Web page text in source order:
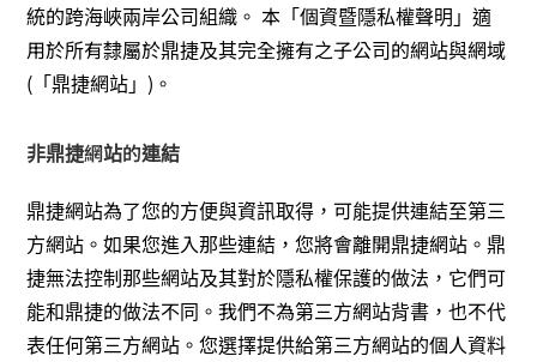
統的跨海峽兩岸公司組織。 本「個資暨隱私權聲明」適
用於所有隸屬於鼎捷及其完全擁有之子公司的網站與網域
(「鼎捷網站」)。
非鼎捷網站的連結
鼎捷網站為了您的方便與資訊取得，可能提供連結至第三
方網站。如果您進入那些連結，您將會離開鼎捷網站。鼎
捷無法控制那些網站及其對於隱私權保護的做法，它們可
能和鼎捷的做法不同。我們不為第三方網站背書，也不代
表任何第三方網站。您選擇提供給第三方網站的個人資料